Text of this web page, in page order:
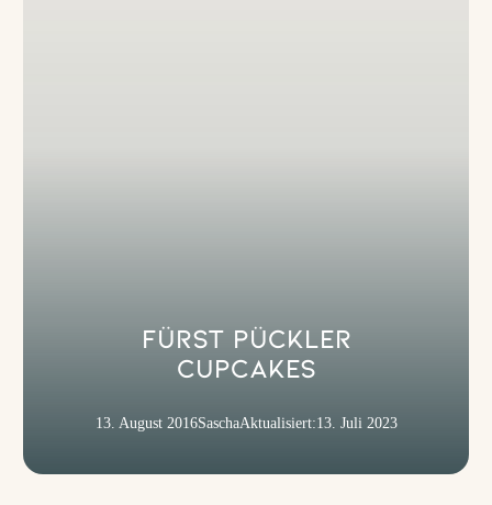
Fürst Pückler
Cupcakes
13. August 2016SaschaAktualisiert:13. Juli 2023